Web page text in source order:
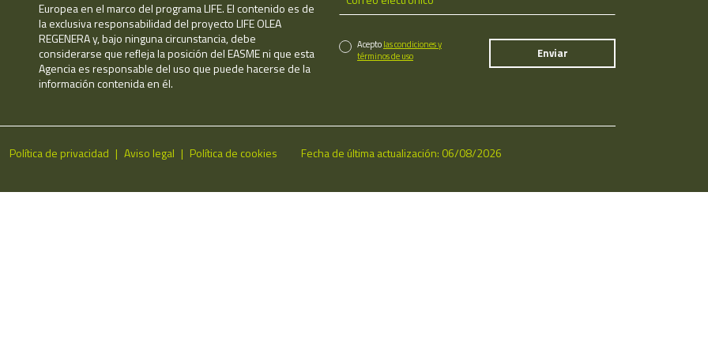
Europea en el marco del programa LIFE. El contenido es de
la exclusiva responsabilidad del proyecto LIFE OLEA
REGENERA y, bajo ninguna circunstancia, debe
considerarse que refleja la posición del EASME ni que esta
Agencia es responsable del uso que puede hacerse de la
información contenida en él.
Aceptolas condiciones y
términos de uso
Política de privacidad Aviso legal Política de cookies Fecha de última actualización: 06/08/2026